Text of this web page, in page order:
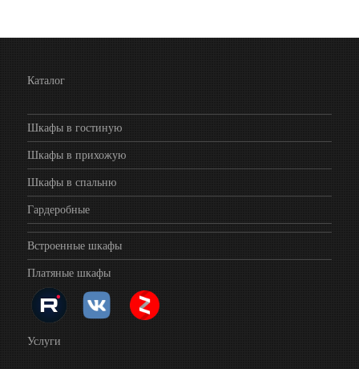
Каталог
Шкафы в гостиную
Шкафы в прихожую
Шкафы в спальню
Гардеробные
Встроенные шкафы
Платяные шкафы
Услуги